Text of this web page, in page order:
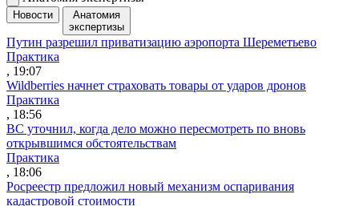
Новости
Анатомия
экспертизы
Путин разрешил приватизацию аэропорта Шереметьево
Практика
, 19:07
Wildberries начнет страховать товары от ударов дронов
Практика
, 18:56
ВС уточнил, когда дело можно пересмотреть по вновь
открывшимся обстоятельствам
Практика
, 18:06
Росреестр предложил новый механизм оспаривания
кадастровой стоимости